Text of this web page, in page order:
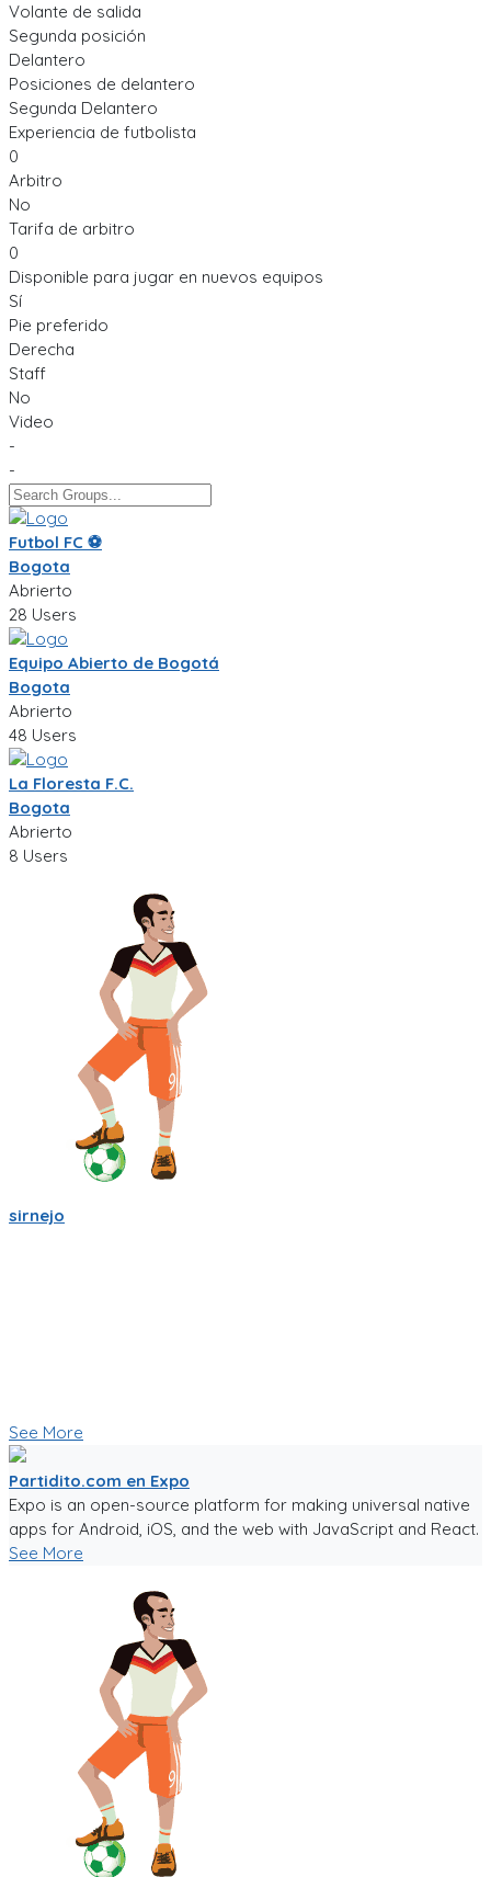
Volante de salida
Segunda posición
Delantero
Posiciones de delantero
Segunda Delantero
Experiencia de futbolista
0
Arbitro
No
Tarifa de arbitro
0
Disponible para jugar en nuevos equipos
Sí
Pie preferido
Derecha
Staff
No
Video
-
-
Futbol FC ⚽️
Bogota
Abrierto
28 Users
Equipo Abierto de Bogotá
Bogota
Abrierto
48 Users
La Floresta F.C.
Bogota
Abrierto
8 Users
sirnejo
See More
Partidito.com en Expo
Expo is an open-source platform for making universal native
apps for Android, iOS, and the web with JavaScript and React.
See More